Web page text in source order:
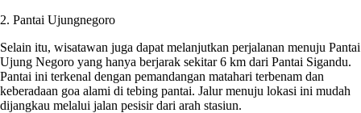
2. Pantai Ujungnegoro
Selain itu, wisatawan juga dapat melanjutkan perjalanan menuju Pantai
Ujung Negoro yang hanya berjarak sekitar 6 km dari Pantai Sigandu.
Pantai ini terkenal dengan pemandangan matahari terbenam dan
keberadaan goa alami di tebing pantai. Jalur menuju lokasi ini mudah
dijangkau melalui jalan pesisir dari arah stasiun.